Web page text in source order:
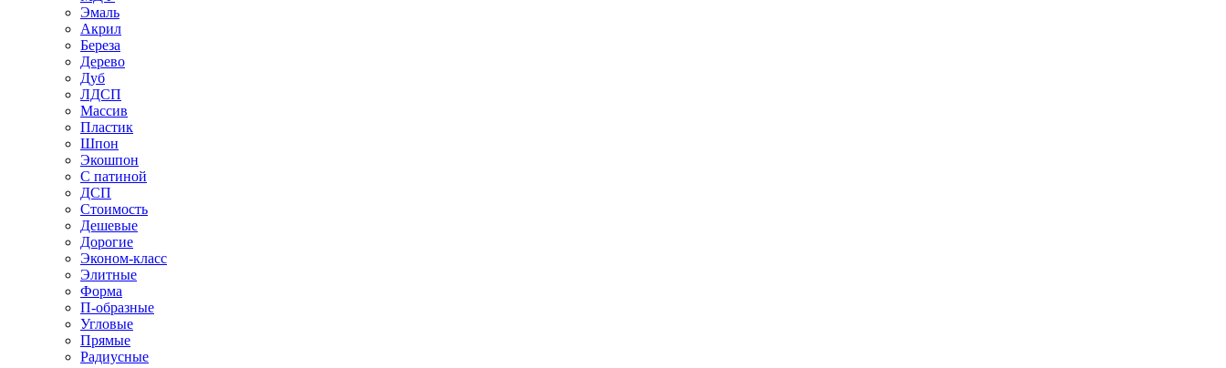
Эмаль
Акрил
Береза
Дерево
Дуб
ЛДСП
Массив
Пластик
Шпон
Экошпон
С патиной
ДСП
Стоимость
Дешевые
Дорогие
Эконом-класс
Элитные
Форма
П-образные
Угловые
Прямые
Радиусные